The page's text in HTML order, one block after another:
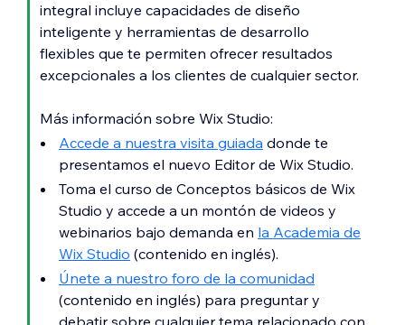
integral incluye capacidades de diseño
inteligente y herramientas de desarrollo
flexibles que te permiten ofrecer resultados
excepcionales a los clientes de cualquier sector.
Más información sobre Wix Studio:
Accede a nuestra visita guiada donde te
presentamos el nuevo Editor de Wix Studio.
Toma el curso de Conceptos básicos de Wix
Studio y accede a un montón de videos y
webinarios bajo demanda en la Academia de
Wix Studio (contenido en inglés).
Únete a nuestro foro de la comunidad
(contenido en inglés) para preguntar y